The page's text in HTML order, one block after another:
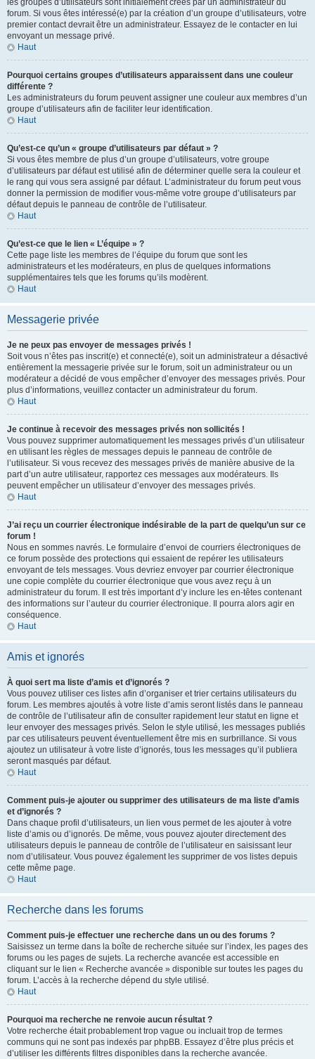
les groupes d’utilisateurs sont initialement créés par un administrateur du
forum. Si vous êtes intéressé(e) par la création d’un groupe d’utilisateurs, votre
premier contact devrait être un administrateur. Essayez de le contacter en lui
envoyant un message privé.
Haut
Pourquoi certains groupes d’utilisateurs apparaissent dans une couleur
différente ?
Les administrateurs du forum peuvent assigner une couleur aux membres d’un
groupe d’utilisateurs afin de faciliter leur identification.
Haut
Qu’est-ce qu’un « groupe d’utilisateurs par défaut » ?
Si vous êtes membre de plus d’un groupe d’utilisateurs, votre groupe
d’utilisateurs par défaut est utilisé afin de déterminer quelle sera la couleur et
le rang qui vous sera assigné par défaut. L’administrateur du forum peut vous
donner la permission de modifier vous-même votre groupe d’utilisateurs par
défaut depuis le panneau de contrôle de l’utilisateur.
Haut
Qu’est-ce que le lien « L’équipe » ?
Cette page liste les membres de l’équipe du forum que sont les
administrateurs et les modérateurs, en plus de quelques informations
supplémentaires tels que les forums qu’ils modèrent.
Haut
Messagerie privée
Je ne peux pas envoyer de messages privés !
Soit vous n’êtes pas inscrit(e) et connecté(e), soit un administrateur a désactivé
entièrement la messagerie privée sur le forum, soit un administrateur ou un
modérateur a décidé de vous empêcher d’envoyer des messages privés. Pour
plus d’informations, veuillez contacter un administrateur du forum.
Haut
Je continue à recevoir des messages privés non sollicités !
Vous pouvez supprimer automatiquement les messages privés d’un utilisateur
en utilisant les règles de messages depuis le panneau de contrôle de
l’utilisateur. Si vous recevez des messages privés de manière abusive de la
part d’un autre utilisateur, rapportez ces messages aux modérateurs. Ils
peuvent empêcher un utilisateur d’envoyer des messages privés.
Haut
J’ai reçu un courrier électronique indésirable de la part de quelqu’un sur ce
forum !
Nous en sommes navrés. Le formulaire d’envoi de courriers électroniques de
ce forum possède des protections qui essaient de repérer les utilisateurs
envoyant de tels messages. Vous devriez envoyer par courrier électronique
une copie complète du courrier électronique que vous avez reçu à un
administrateur du forum. Il est très important d’y inclure les en-têtes contenant
des informations sur l’auteur du courrier électronique. Il pourra alors agir en
conséquence.
Haut
Amis et ignorés
À quoi sert ma liste d’amis et d’ignorés ?
Vous pouvez utiliser ces listes afin d’organiser et trier certains utilisateurs du
forum. Les membres ajoutés à votre liste d’amis seront listés dans le panneau
de contrôle de l’utilisateur afin de consulter rapidement leur statut en ligne et
leur envoyer des messages privés. Selon le style utilisé, les messages publiés
par ces utilisateurs peuvent éventuellement être mis en surbrillance. Si vous
ajoutez un utilisateur à votre liste d’ignorés, tous les messages qu’il publiera
seront masqués par défaut.
Haut
Comment puis-je ajouter ou supprimer des utilisateurs de ma liste d’amis
et d’ignorés ?
Dans chaque profil d’utilisateurs, un lien vous permet de les ajouter à votre
liste d’amis ou d’ignorés. De même, vous pouvez ajouter directement des
utilisateurs depuis le panneau de contrôle de l’utilisateur en saisissant leur
nom d’utilisateur. Vous pouvez également les supprimer de vos listes depuis
cette même page.
Haut
Recherche dans les forums
Comment puis-je effectuer une recherche dans un ou des forums ?
Saisissez un terme dans la boîte de recherche située sur l’index, les pages des
forums ou les pages de sujets. La recherche avancée est accessible en
cliquant sur le lien « Recherche avancée » disponible sur toutes les pages du
forum. L’accès à la recherche dépend du style utilisé.
Haut
Pourquoi ma recherche ne renvoie aucun résultat ?
Votre recherche était probablement trop vague ou incluait trop de termes
communs qui ne sont pas indexés par phpBB. Essayez d’être plus précis et
d’utiliser les différents filtres disponibles dans la recherche avancée.